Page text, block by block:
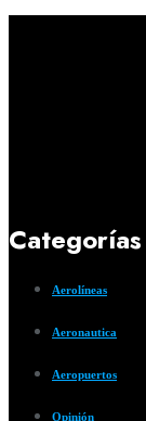
Categorías
Aerolíneas
Aeronautica
Aeropuertos
Opinión